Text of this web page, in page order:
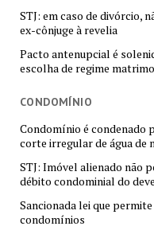
STJ: em caso de divórcio,
ex-cônjuge à revelia
Pacto antenupcial é
escolha de regime
CONDOMÍNIO
Condomínio é condenado
corte irregular de água de
STJ: Imóvel alienado não
débito condominial do
Sancionada lei que
condomínios